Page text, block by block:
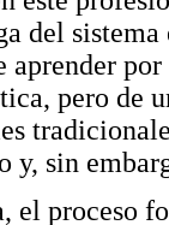
del
pero de
y, sin
el proceso